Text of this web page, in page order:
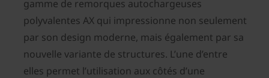
gamme de remorques autochargeuses
polyvalentes AX qui impressionne non seulement
par son design moderne, mais également par sa
nouvelle variante de structures. L’une d’entre
elles permet l’utilisation aux côtés d’une